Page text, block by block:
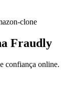
clone
Fraudly
confiança online.